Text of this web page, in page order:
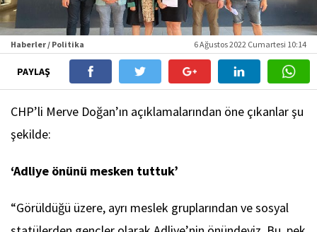
Haberler / Politika 6 Ağustos 2022 Cumartesi 10:14
PAYLAŞ
CHP’li Merve Doğan’ın açıklamalarından öne çıkanlar şu
şekilde:
‘Adliye önünü mesken tuttuk’
“Görüldüğü üzere, ayrı meslek gruplarından ve sosyal